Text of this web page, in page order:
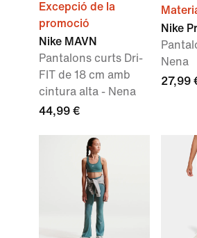
Excepció de la
promoció
Nike MAVN
Pantalons curts Dri-
FIT de 18 cm amb
cintura alta - Nena
44,99 €
Nike
Nena
27,99